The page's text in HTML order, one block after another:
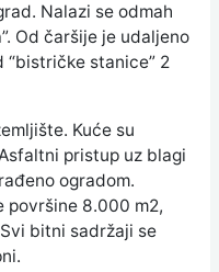
Nalazi se odmah
Od čaršije je udaljeno
“bistričke stanice” 2
Kuće su
pristup uz blagi
ogradom.
površine 8.000 m2,
bitni sadržaji se